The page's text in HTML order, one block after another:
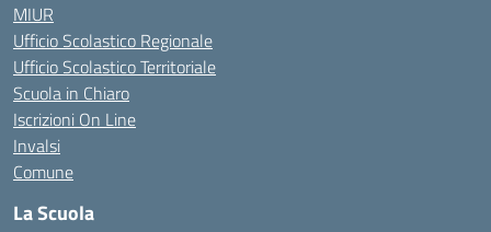
MIUR
Ufficio Scolastico Regionale
Ufficio Scolastico Territoriale
Scuola in Chiaro
Iscrizioni On Line
Invalsi
Comune
La Scuola